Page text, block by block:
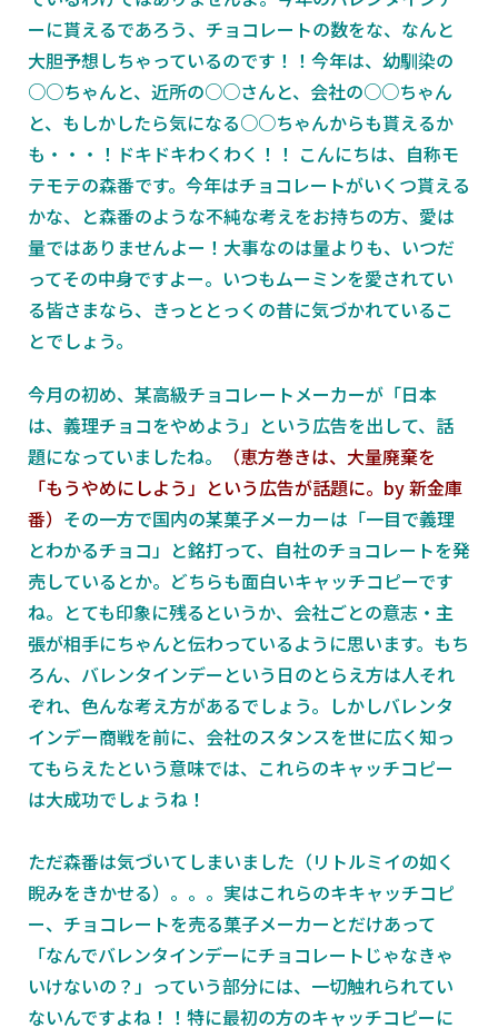
ーに貰えるであろう、チョコレートの数をな、なんと
大胆予想しちゃっているのです！！今年は、幼馴染の
○○ちゃんと、近所の○○さんと、会社の○○ちゃん
と、もしかしたら気になる○○ちゃんからも貰えるか
も・・・！ドキドキわくわく！！ こんにちは、自称モ
テモテの森番です。今年はチョコレートがいくつ貰える
かな、と森番のような不純な考えをお持ちの方、愛は
量ではありませんよー！大事なのは量よりも、いつだ
ってその中身ですよー。いつもムーミンを愛されてい
る皆さまなら、きっととっくの昔に気づかれているこ
とでしょう。
今月の初め、某高級チョコレートメーカーが「日本
は、義理チョコをやめよう」という広告を出して、話
題になっていましたね。
（恵方巻きは、大量廃棄を
「もうやめにしよう」という広告が話題に。by 新金庫
番） その一方で国内の某菓子メーカーは「一目で義理
とわかるチョコ」と銘打って、自社のチョコレートを発
売しているとか。どちらも面白いキャッチコピーです
ね。とても印象に残るというか、会社ごとの意志・主
張が相手にちゃんと伝わっているように思います。もち
ろん、バレンタインデーという日のとらえ方は人それ
ぞれ、色んな考え方があるでしょう。しかしバレンタ
インデー商戦を前に、会社のスタンスを世に広く知っ
てもらえたという意味では、これらのキャッチコピー
は大成功でしょうね！
ただ森番は気づいてしまいました（リトルミイの如く
睨みをきかせる）。。。実はこれらのキキャッチコピ
ー、チョコレートを売る菓子メーカーとだけあって
「なんでバレンタインデーにチョコレートじゃなきゃ
いけないの？」っていう部分には、一切触れられてい
ないんですよね！！特に最初の方のキャッチコピーに